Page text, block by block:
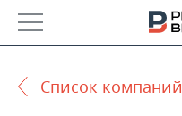
Список компаний